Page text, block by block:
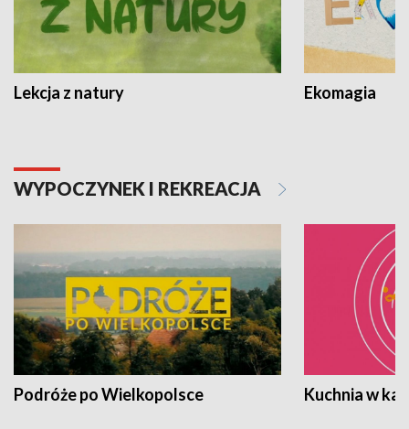
Lekcja z natury Ekomagia
WYPOCZYNEK I REKREACJA
Podróże po Wielkopolsce Kuchnia w